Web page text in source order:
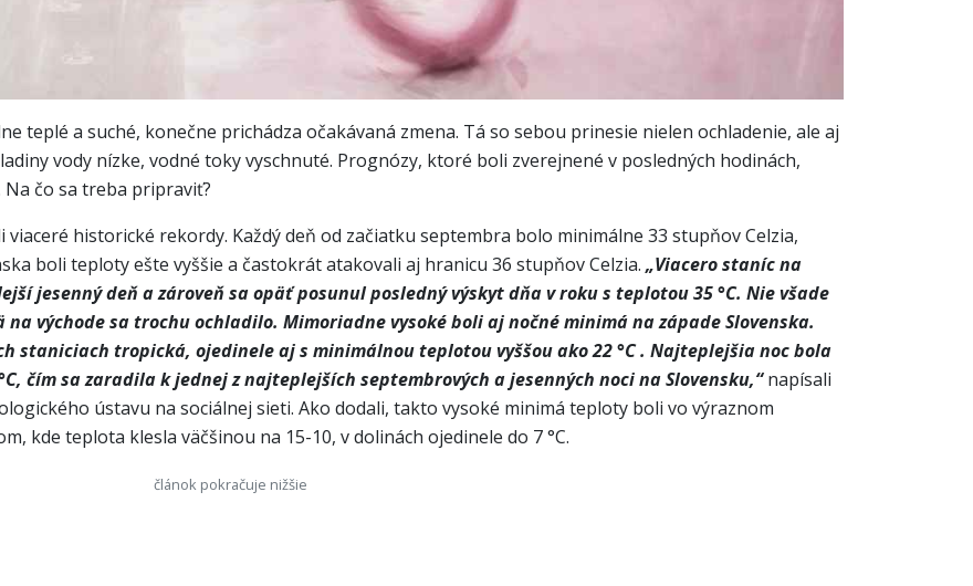
teplé a suché, konečne prichádza očakávaná zmena. Tá so sebou prinesie nielen ochladenie, ale aj
vody nízke, vodné toky vyschnuté. Prognózy, ktoré boli zverejnené v posledných hodinách,
čo sa treba pripraviť?
historické rekordy. Každý deň od začiatku septembra bolo minimálne 33 stupňov Celzia,
boli teploty ešte vyššie a častokrát atakovali aj hranicu 36 stupňov Celzia. „Viacero staníc na
jesenný deň a zároveň sa opäť posunul posledný výskyt dňa v roku s teplotou 35 °C. Nie všade
východe sa trochu ochladilo. Mimoriadne vysoké boli aj nočné minimá na západe Slovenska.
staniciach tropická, ojedinele aj s minimálnou teplotou vyššou ako 22 °C . Najteplejšia noc bola
čím sa zaradila k jednej z najteplejších septembrových a jesenných noci na Slovensku,“napísali
ústavu na sociálnej sieti. Ako dodali, takto vysoké minimá teploty boli vo výraznom
kde teplota klesla väčšinou na 15-10, v dolinách ojedinele do 7 °C.
článok pokračuje nižšie